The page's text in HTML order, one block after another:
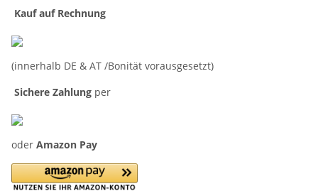
Kauf auf Rechnung
(innerhalb DE & AT /Bonität vorausgesetzt)
Sichere Zahlung per
oder Amazon Pay